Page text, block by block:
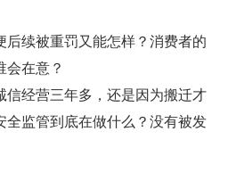
续被重罚又能怎样？消费者的
在意？
信经营三年多，还是因为搬迁才
全监管到底在做什么？没有被发